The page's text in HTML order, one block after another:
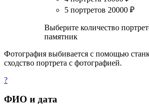
5 портретов 20000 ₽
Выберите количество
памятник
Фотография выбивается с помощью
сходство портрета с фотографией.
?
ФИО и дата